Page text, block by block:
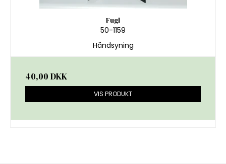
Fugl
50-1159
Håndsyning
40,00 DKK
VIS PRODUKT